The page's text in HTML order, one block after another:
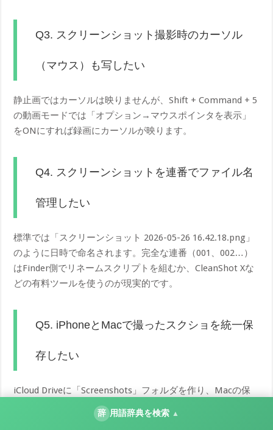
Q3. スクリーンショット撮影時のカーソル
（マウス）も写したい
静止画ではカーソルは映りませんが、Shift + Command + 5
の動画モードでは「オプション→マウスポインタを表示」
をONにすれば録画にカーソルが映ります。
Q4. スクリーンショットを連番でファイル名
管理したい
標準では「スクリーンショット 2026-05-26 16.42.18.png」
のように日時で命名されます。完全な連番（001、002…）
はFinder側でリネームスクリプトを組むか、CleanShot Xな
どの有料ツールを使うのが現実的です。
Q5. iPhoneとMacで撮ったスクショを統一保
存したい
iCloud Driveに「Screenshots」フォルダを作り、Macの保
存先をそこに変更すると、iPhoneから画像をAirDropで送る
だけで自動同期されます。デバイス横断で一元管理できま
辞 用語辞典を検索 ▲